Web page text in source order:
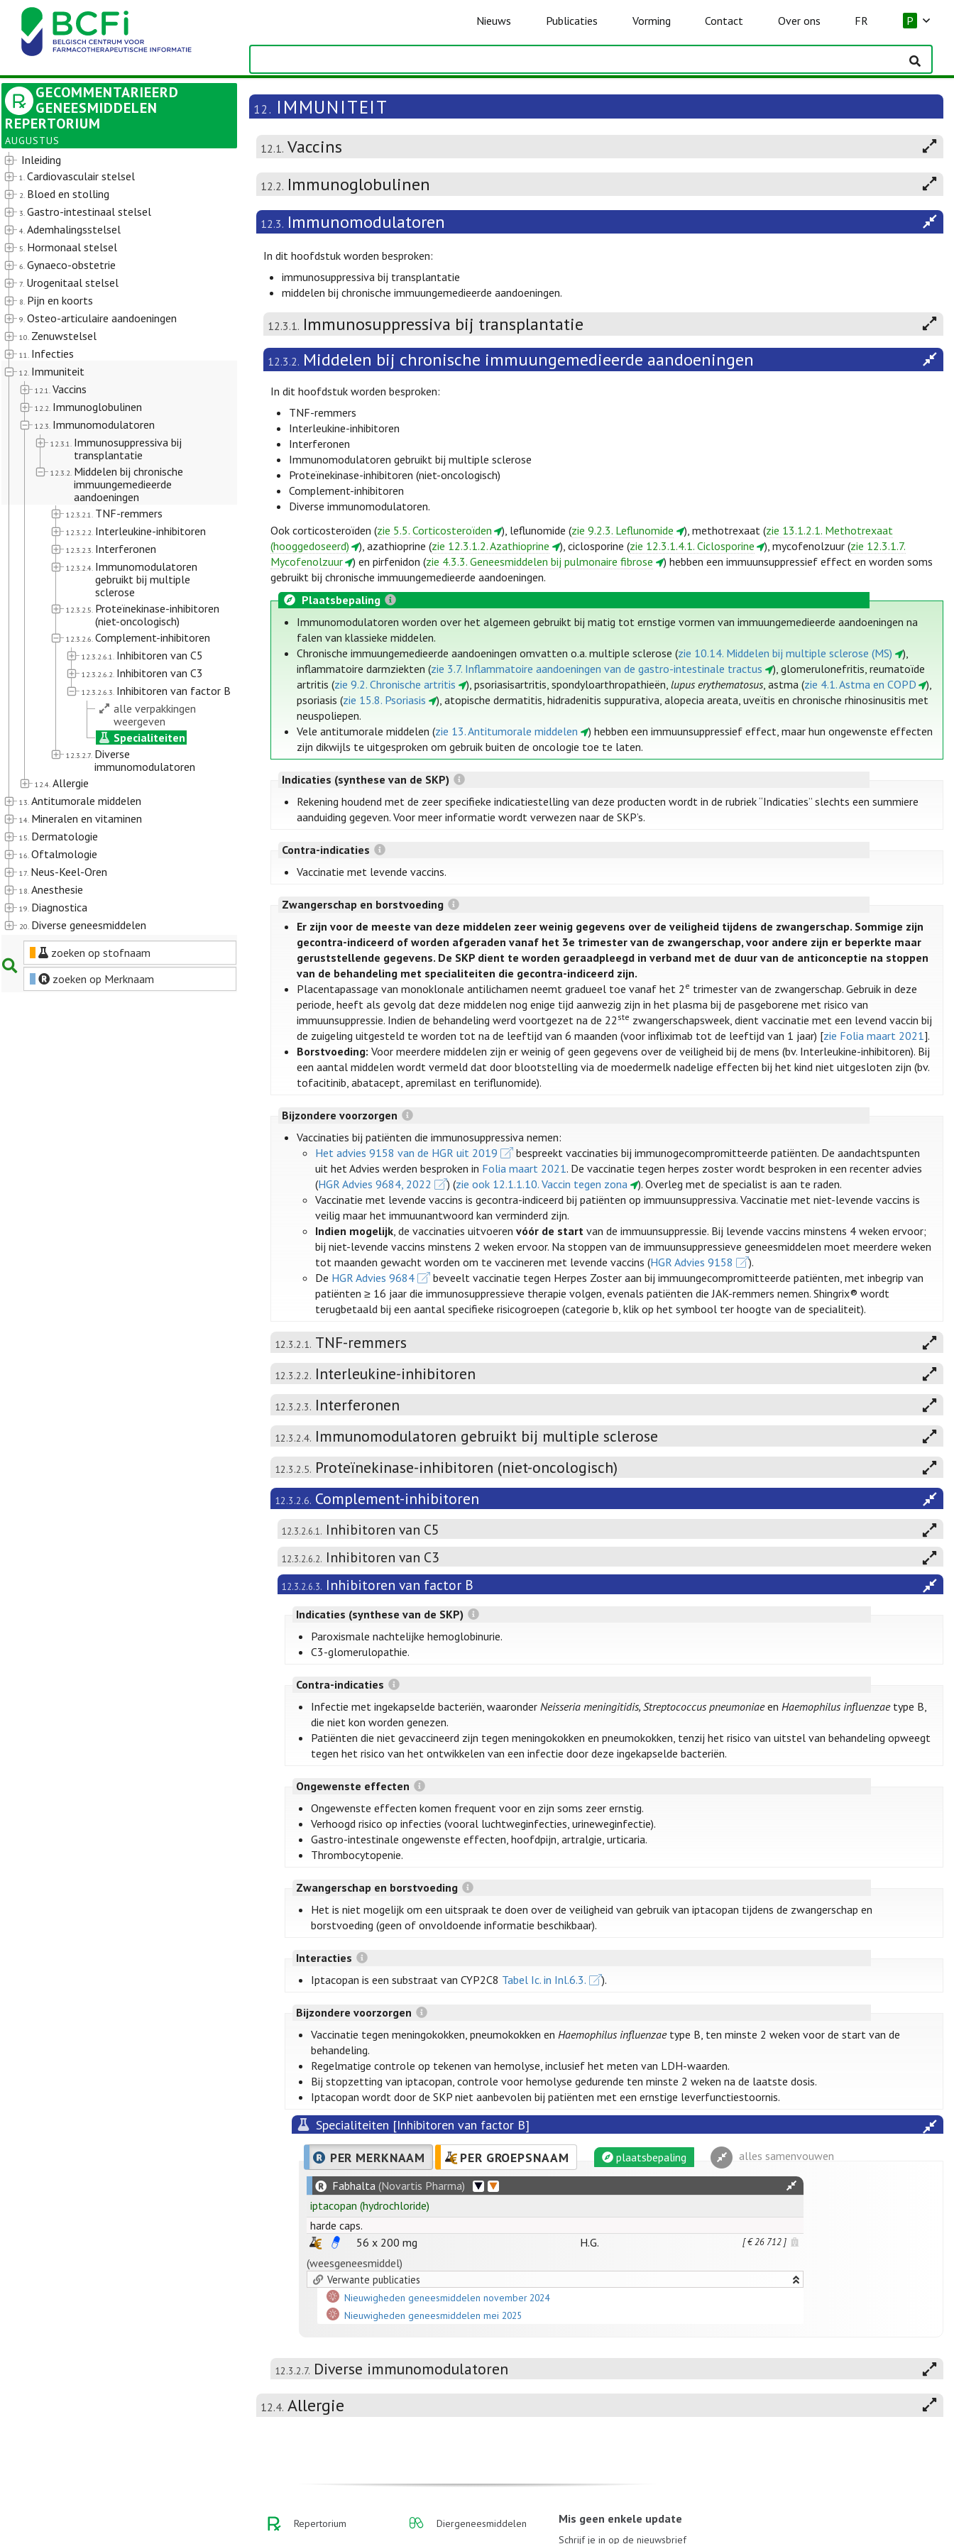
Nieuws Publicaties Vorming Contact Over ons FR P
GECOMMENTARIEERD
GENEESMIDDELEN
REPERTORIUM
AUGUSTUS
Inleiding
1. Cardiovasculair stelsel
2. Bloed en stolling
3. Gastro-intestinaal stelsel
4. Ademhalingsstelsel
5. Hormonaal stelsel
6. Gynaeco-obstetrie
7. Urogenitaal stelsel
8. Pijn en koorts
9. Osteo-articulaire aandoeningen
10. Zenuwstelsel
11. Infecties
12. Immuniteit
12.1. Vaccins
12.2. Immunoglobulinen
12.3. Immunomodulatoren
12.3.1. Immunosuppressiva bij
transplantatie
12.3.2. Middelen bij chronische
immuungemedieerde
aandoeningen
12.3.2.1. TNF-remmers
12.3.2.2. Interleukine-inhibitoren
12.3.2.3. Interferonen
12.3.2.4. Immunomodulatoren
gebruikt bij multiple
sclerose
12.3.2.5. Proteïnekinase-inhibitoren
(niet-oncologisch)
12.3.2.6. Complement-inhibitoren
12.3.2.6.1. Inhibitoren van C5
12.3.2.6.2. Inhibitoren van C3
12.3.2.6.3. Inhibitoren van factor B
alle verpakkingen
weergeven
Specialiteiten
12.3.2.7. Diverse
immunomodulatoren
12.4. Allergie
13. Antitumorale middelen
14. Mineralen en vitaminen
15. Dermatologie
16. Oftalmologie
17. Neus-Keel-Oren
18. Anesthesie
19. Diagnostica
20. Diverse geneesmiddelen
zoeken op stofnaam
zoeken op Merknaam
12. IMMUNITEIT
12.1. Vaccins
12.2. Immunoglobulinen
12.3. Immunomodulatoren
In dit hoofdstuk worden besproken:
immunosuppressiva bij transplantatie
middelen bij chronische immuungemedieerde aandoeningen.
12.3.1. Immunosuppressiva bij transplantatie
12.3.2. Middelen bij chronische immuungemedieerde aandoeningen
In dit hoofdstuk worden besproken:
TNF-remmers
Interleukine-inhibitoren
Interferonen
Immunomodulatoren gebruikt bij multiple sclerose
Proteïnekinase-inhibitoren (niet-oncologisch)
Complement-inhibitoren
Diverse immunomodulatoren.
Ook corticosteroïden (zie 5.5. Corticosteroïden ), leflunomide (zie 9.2.3. Leflunomide ), methotrexaat (zie 13.1.2.1. Methotrexaat
(hooggedoseerd)
), azathioprine (zie 12.3.1.2. Azathioprine ), ciclosporine (zie 12.3.1.4.1. Ciclosporine ), mycofenolzuur (zie 12.3.1.7.
Mycofenolzuur
) en pirfenidon (zie 4.3.3. Geneesmiddelen bij pulmonaire fibrose
) hebben een immuunsuppressief effect en worden soms
gebruikt bij chronische immuungemedieerde aandoeningen.
Plaatsbepaling
Immunomodulatoren worden over het algemeen gebruikt bij matig tot ernstige vormen van immuungemedieerde aandoeningen na
falen van klassieke middelen.
Chronische immuungemedieerde aandoeningen omvatten o.a. multiple sclerose (zie 10.14. Middelen bij multiple sclerose (MS)
),
inflammatoire darmziekten (zie 3.7. Inflammatoire aandoeningen van de gastro-intestinale tractus
), glomerulonefritis, reumatoïde
artritis (zie 9.2. Chronische artritis ), psoriasisartritis, spondyloarthropathieën, lupus erythematosus, astma (zie 4.1. Astma en COPD
),
psoriasis (zie 15.8. Psoriasis
), atopische dermatitis, hidradenitis suppurativa, alopecia areata, uveïtis en chronische rhinosinusitis met
neuspoliepen.
Vele antitumorale middelen (zie 13. Antitumorale middelen
) hebben een immuunsuppressief effect, maar hun ongewenste effecten
zijn dikwijls te uitgesproken om gebruik buiten de oncologie toe te laten.
Indicaties (synthese van de SKP)
Rekening houdend met de zeer specifieke indicatiestelling van deze producten wordt in de rubriek “Indicaties” slechts een summiere
aanduiding gegeven. Voor meer informatie wordt verwezen naar de SKP’s.
Contra-indicaties
Vaccinatie met levende vaccins.
Zwangerschap en borstvoeding
Er zijn voor de meeste van deze middelen zeer weinig gegevens over de veiligheid tijdens de zwangerschap. Sommige zijn
gecontra-indiceerd of worden afgeraden vanaf het 3e trimester van de zwangerschap, voor andere zijn er beperkte maar
geruststellende gegevens. De SKP dient te worden geraadpleegd in verband met de duur van de anticonceptie na stoppen
van de behandeling met specialiteiten die gecontra-indiceerd zijn.
Placentapassage van monoklonale antilichamen neemt gradueel toe vanaf het 2 e trimester van de zwangerschap. Gebruik in deze
periode, heeft als gevolg dat deze middelen nog enige tijd aanwezig zijn in het plasma bij de pasgeborene met risico van
immuunsuppressie. Indien de behandeling werd voortgezet na de 22 ste zwangerschapsweek, dient vaccinatie met een levend vaccin bij
de zuigeling uitgesteld te worden tot na de leeftijd van 6 maanden (voor infliximab tot de leeftijd van 1 jaar) [zie Folia maart 2021].
Borstvoeding: Voor meerdere middelen zijn er weinig of geen gegevens over de veiligheid bij de mens (bv. Interleukine-inhibitoren). Bij
een aantal middelen wordt vermeld dat door blootstelling via de moedermelk nadelige effecten bij het kind niet uitgesloten zijn (bv.
tofacitinib, abatacept, apremilast en teriflunomide).
Bijzondere voorzorgen
Vaccinaties bij patiënten die immunosuppressiva nemen:
Het advies 9158 van de HGR uit 2019
bespreekt vaccinaties bij immunogecompromitteerde patiënten. De aandachtspunten
uit het Advies werden besproken in Folia maart 2021. De vaccinatie tegen herpes zoster wordt besproken in een recenter advies
(HGR Advies 9684, 2022 ) (zie ook 12.1.1.10. Vaccin tegen zona
). Overleg met de specialist is aan te raden.
Vaccinatie met levende vaccins is gecontra-indiceerd bij patiënten op immuunsuppressiva. Vaccinatie met niet-levende vaccins is
veilig maar het immuunantwoord kan verminderd zijn.
Indien mogelijk, de vaccinaties uitvoerenvóór de start van de immuunsuppressie. Bij levende vaccins minstens 4 weken ervoor;
bij niet-levende vaccins minstens 2 weken ervoor. Na stoppen van de immuunsuppressieve geneesmiddelen moet meerdere weken
tot maanden gewacht worden om te vaccineren met levende vaccins (HGR Advies 9158
).
De HGR Advies 9684
beveelt vaccinatie tegen Herpes Zoster aan bij immuungecompromitteerde patiënten, met inbegrip van
patiënten ≥ 16 jaar die immunosuppressieve therapie volgen, evenals patiënten die JAK-remmers nemen. Shingrix® wordt
terugbetaald bij een aantal specifieke risicogroepen (categorie b, klik op het symbool ter hoogte van de specialiteit).
12.3.2.1. TNF-remmers
12.3.2.2. Interleukine-inhibitoren
12.3.2.3. Interferonen
12.3.2.4. Immunomodulatoren gebruikt bij multiple sclerose
12.3.2.5. Proteïnekinase-inhibitoren (niet-oncologisch)
12.3.2.6. Complement-inhibitoren
12.3.2.6.1. Inhibitoren van C5
12.3.2.6.2. Inhibitoren van C3
12.3.2.6.3. Inhibitoren van factor B
Indicaties (synthese van de SKP)
Paroxismale nachtelijke hemoglobinurie.
C3-glomerulopathie.
Contra-indicaties
Infectie met ingekapselde bacteriën, waaronderNeisseria meningitidis, Streptococcus pneumoniaeenHaemophilus influenzaetype B,
die niet kon worden genezen.
Patiënten die niet gevaccineerd zijn tegen meningokokken en pneumokokken, tenzij het risico van uitstel van behandeling opweegt
tegen het risico van het ontwikkelen van een infectie door deze ingekapselde bacteriën.
Ongewenste effecten
Ongewenste effecten komen frequent voor en zijn soms zeer ernstig.
Verhoogd risico op infecties (vooral luchtweginfecties, urineweginfectie).
Gastro-intestinale ongewenste effecten, hoofdpijn, artralgie, urticaria.
Thrombocytopenie.
Zwangerschap en borstvoeding
Het is niet mogelijk om een uitspraak te doen over de veiligheid van gebruik van iptacopan tijdens de zwangerschap en
borstvoeding (geen of onvoldoende informatie beschikbaar).
Interacties
Iptacopan is een substraat van CYP2C8 Tabel Ic. in Inl.6.3. ).
Bijzondere voorzorgen
Vaccinatie tegen meningokokken, pneumokokken enHaemophilus influenzaetype B, ten minste 2 weken voor de start van de
behandeling.
Regelmatige controle op tekenen van hemolyse, inclusief het meten van LDH-waarden.
Bij stopzetting van iptacopan, controle voor hemolyse gedurende ten minste 2 weken na de laatste dosis.
Iptacopan wordt door de SKP niet aanbevolen bij patiënten met een ernstige leverfunctiestoornis.
Specialiteiten [Inhibitoren van factor B]
PER MERKNAAM
PER GROEPSNAAM plaatsbepaling alles samenvouwen
Fabhalta (Novartis Pharma)
iptacopan (hydrochloride)
harde caps.
56 x 200 mg H.G. [ € 26 712 ]
(weesgeneesmiddel)
Verwante publicaties
Nieuwigheden geneesmiddelen november 2024
Nieuwigheden geneesmiddelen mei 2025
12.3.2.7. Diverse immunomodulatoren
12.4. Allergie
Repertorium Diergeneesmiddelen Mis geen enkele update
Schrijf je in op de nieuwsbrief